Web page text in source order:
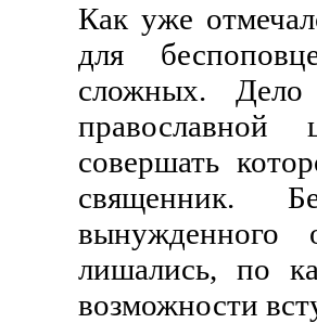
Как уже
для
сложных.
совершать
священник.
вынужденного
лишались, по
возможности